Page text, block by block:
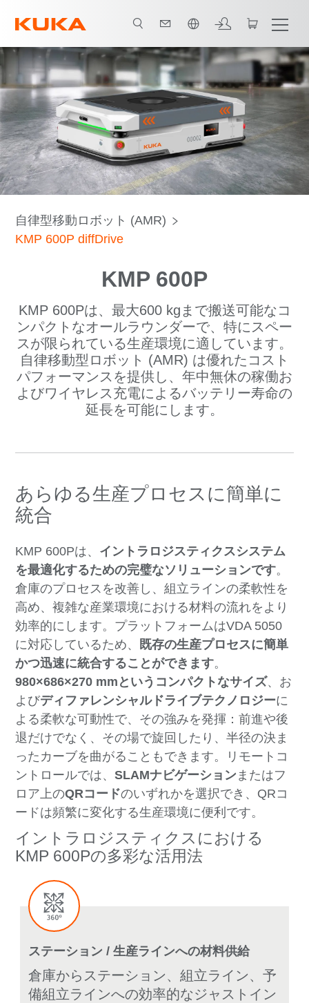
お問い合わせ
自律型移動ロボット (AMR)
KMP 600P diffDrive
KMP 600P
KMP 600Pは、最大600 kgまで搬送可能なコ
ンパクトなオールラウンダーで、特にスペー
スが限られている生産環境に適しています。
自律移動型ロボット (AMR) は優れたコスト
パフォーマンスを提供し、年中無休の稼働お
よびワイヤレス充電によるバッテリー寿命の
延長を可能にします。
あらゆる生産プロセスに簡単に
統合
KMP 600Pは、 イントラロジスティクスシステム
を最適化するための完璧なソリューションです。
倉庫のプロセスを改善し、組立ラインの柔軟性を
高め、複雑な産業環境における材料の流れをより
効率的にします。プラットフォームはVDA 5050
に対応しているため、
既存の生産プロセスに簡単
かつ迅速に統合することができます。
980×686×270 mmというコンパクトなサイズ、お
よびディファレンシャルドライブテクノロジーに
よる柔軟な可動性で、その強みを発揮：前進や後
退だけでなく、その場で旋回したり、半径の決ま
ったカーブを曲がることもできます。リモートコ
ントロールでは、SLAMナビゲーション またはフ
ロア上のQRコードのいずれかを選択でき、QRコ
ードは頻繁に変化する生産環境に便利です。
イントラロジスティクスにおける
KMP 600Pの多彩な活用法
ステーション / 生産ラインへの材料供給
倉庫からステーション、組立ライン、予
備組立ラインへの効率的なジャストイン